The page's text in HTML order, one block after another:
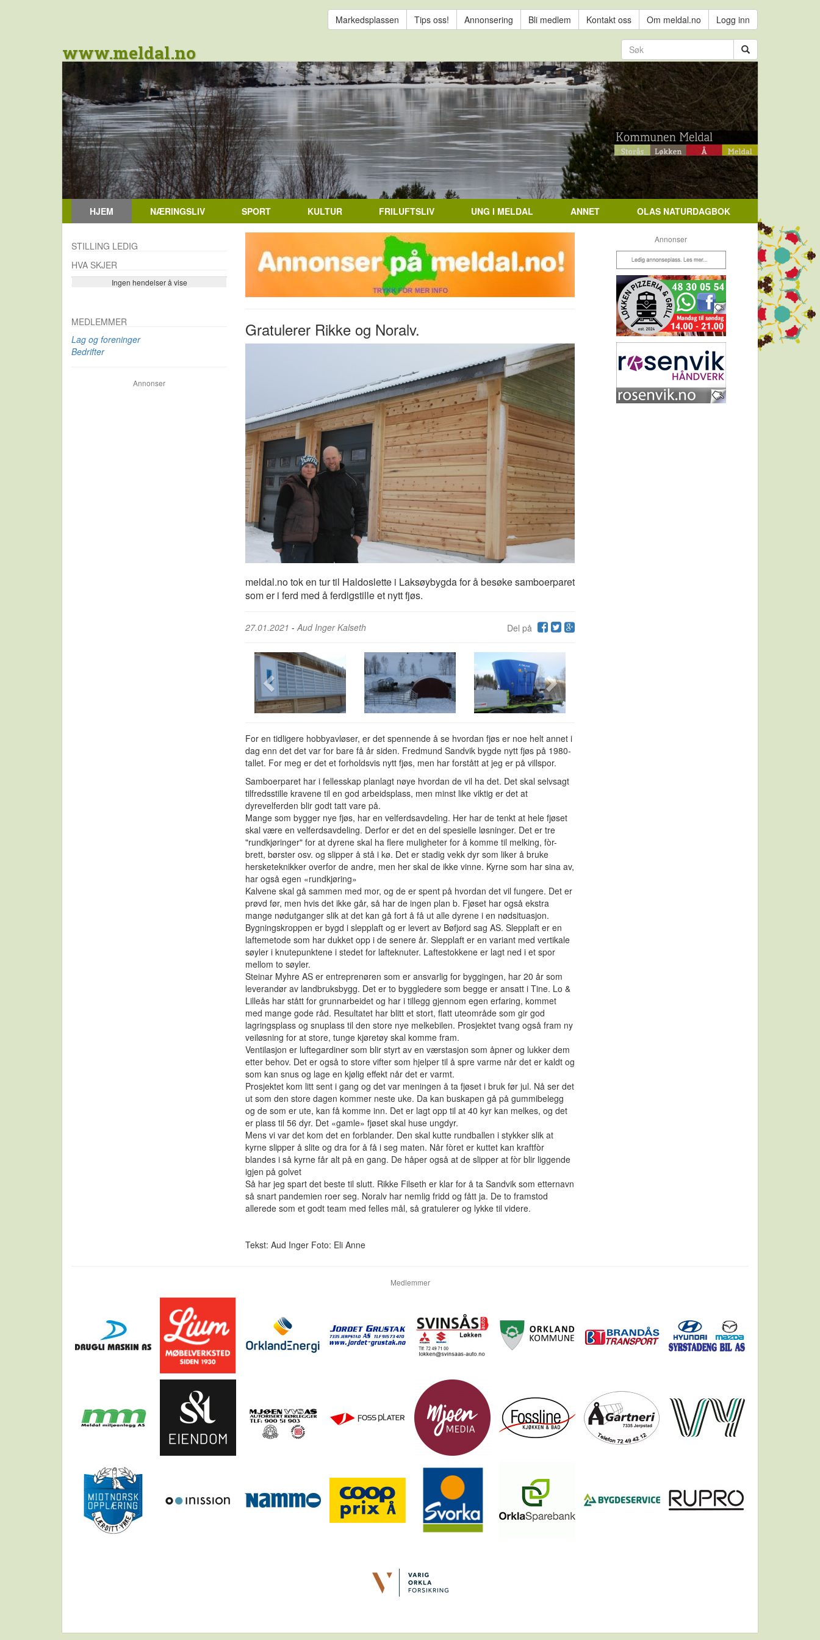
Markedsplassen Tips oss! Annonsering Bli medlem Kontakt oss Om meldal.no Logg inn
www.meldal.no
HJEM NÆRINGSLIV SPORT KULTUR FRILUFTSLIV UNG I MELDAL ANNET OLAS NATURDAGBOK
Gratulerer Rikke og Noralv.
meldal.no tok en tur til Haldoslette i Laksøybygda for å besøke samboerparet
som er i ferd med å ferdigstille et nytt fjøs.
Del på
27.01.2021 -Aud Inger Kalseth
For en tidligere hobbyavløser, er det spennende å se hvordan fjøs er noe helt annet i
dag enn det det var for bare få år siden. Fredmund Sandvik bygde nytt fjøs på 1980-
tallet. For meg er det et forholdsvis nytt fjøs, men har forstått at jeg er på villspor.
Samboerparet har i fellesskap planlagt nøye hvordan de vil ha det. Det skal selvsagt
tilfredsstille kravene til en god arbeidsplass, men minst like viktig er det at
dyrevelferden blir godt tatt vare på.
Mange som bygger nye fjøs, har en velferdsavdeling. Her har de tenkt at hele fjøset
skal være en velferdsavdeling. Derfor er det en del spesielle løsninger. Det er tre
"rundkjøringer" for at dyrene skal ha flere muligheter for å komme til melking, fòr-
brett, børster osv. og slipper å stå i kø. Det er stadig vekk dyr som liker å bruke
hersketeknikker overfor de andre, men her skal de ikke vinne. Kyrne som har sina av,
har også egen «rundkjøring»
Kalvene skal gå sammen med mor, og de er spent på hvordan det vil fungere. Det er
prøvd før, men hvis det ikke går, så har de ingen plan b. Fjøset har også ekstra
mange nødutganger slik at det kan gå fort å få ut alle dyrene i en nødsituasjon.
Bygningskroppen er bygd i slepplaft og er levert av Bøfjord sag AS. Slepplaft er en
laftemetode som har dukket opp i de senere år. Slepplaft er en variant med vertikale
søyler i knutepunktene i stedet for lafteknuter. Laftestokkene er lagt ned i et spor
mellom to søyler.
Steinar Myhre AS er entreprenøren som er ansvarlig for byggingen, har 20 år som
leverandør av landbruksbygg. Det er to byggledere som begge er ansatt i Tine. Lo &
Lilleås har stått for grunnarbeidet og har i tillegg gjennom egen erfaring, kommet
med mange gode råd. Resultatet har blitt et stort, flatt uteområde som gir god
lagringsplass og snuplass til den store nye melkebilen. Prosjektet tvang også fram ny
veiløsning for at store, tunge kjøretøy skal komme fram.
Ventilasjon er luftegardiner som blir styrt av en værstasjon som åpner og lukker dem
etter behov. Det er også to store vifter som hjelper til å spre varme når det er kaldt og
som kan snus og lage en kjølig effekt når det er varmt.
Prosjektet kom litt sent i gang og det var meningen å ta fjøset i bruk før jul. Nå ser det
ut som den store dagen kommer neste uke. Da kan buskapen gå på gummibelegg
og de som er ute, kan få komme inn. Det er lagt opp til at 40 kyr kan melkes, og det
er plass til 56 dyr. Det «gamle» fjøset skal huse ungdyr.
Mens vi var det kom det en forblander. Den skal kutte rundballen i stykker slik at
kyrne slipper å slite og dra for å få i seg maten. Når fòret er kuttet kan kraftfòr
blandes i så kyrne får alt på en gang. De håper også at de slipper at fòr blir liggende
igjen på golvet
Så har jeg spart det beste til slutt. Rikke Filseth er klar for å ta Sandvik som etternavn
så snart pandemien roer seg. Noralv har nemlig fridd og fått ja. De to framstod
allerede som et godt team med felles mål, så gratulerer og lykke til videre.
Tekst: Aud Inger Foto: Eli Anne
STILLING LEDIG
HVA SKJER
Ingen hendelser å vise
Se flere…
MEDLEMMER
Lag og foreninger
Bedrifter
Annonser
Annonser
Medlemmer